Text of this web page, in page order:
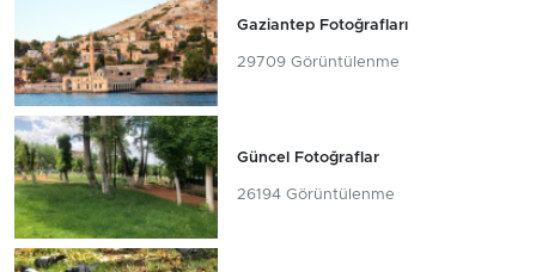
Gaziantep Fotoğrafları
29709 Görüntülenme
Güncel Fotoğraflar
26194 Görüntülenme